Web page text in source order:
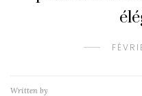
Written by